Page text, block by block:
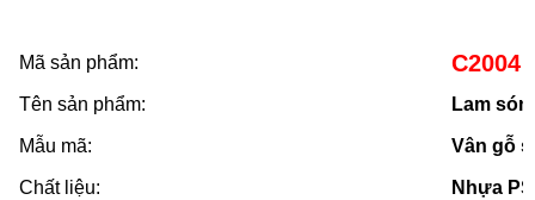
Mã sản phẩm: C2004
Tên sản phẩm: Lam
Mẫu mã: Vân gỗ
Chất liệu: Nhựa